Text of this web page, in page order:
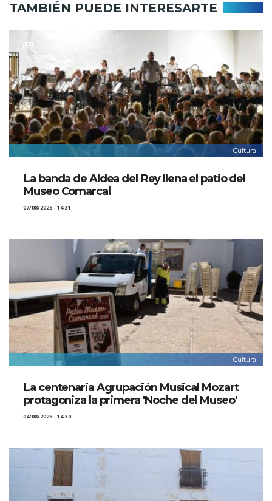
TAMBIÉN PUEDE INTERESARTE
Cultura
La banda de Aldea del Rey llena el patio del
Museo Comarcal
07/08/2026 - 14:31
Cultura
La centenaria Agrupación Musical Mozart
protagoniza la primera 'Noche del Museo'
04/08/2026 - 14:30